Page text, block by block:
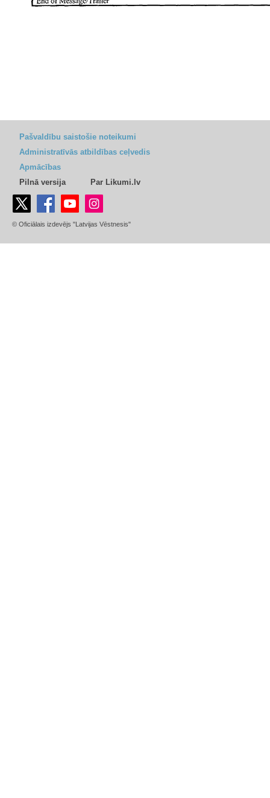
Pašvaldību saistošie noteikumi
Administratīvās atbildības ceļvedis
Apmācības
Pilnā versija
Par Likumi.lv
© Oficiālais izdevējs "Latvijas Vēstnesis"